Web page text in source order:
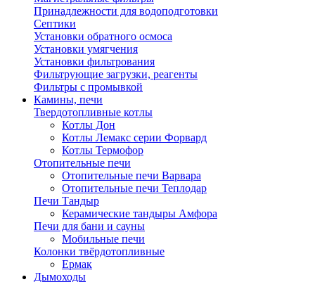
Принадлежности для водоподготовки
Септики
Установки обратного осмоса
Установки умягчения
Установки фильтрования
Фильтрующие загрузки, реагенты
Фильтры с промывкой
Камины, печи
Твердотопливные котлы
Котлы Дон
Котлы Лемакс серии Форвард
Котлы Термофор
Отопительные печи
Отопительные печи Варвара
Отопительные печи Теплодар
Печи Тандыр
Керамические тандыры Амфора
Печи для бани и сауны
Мобильные печи
Колонки твёрдотопливные
Ермак
Дымоходы